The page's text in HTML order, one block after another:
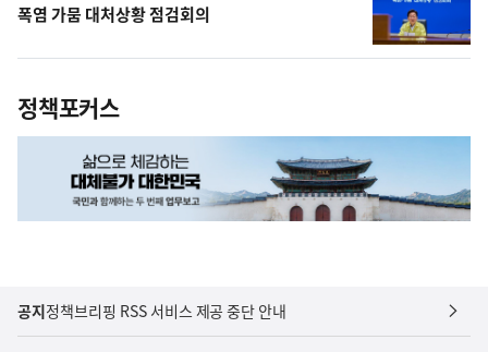
폭염 가뭄 대처상황 점검회의
정책포커스
공지정책브리핑 RSS 서비스 제공 중단 안내